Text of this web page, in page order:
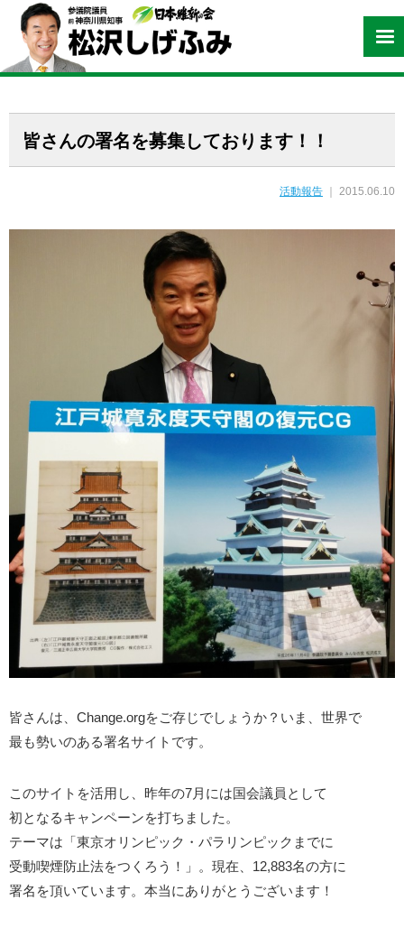
皆さんの署名を募集しております！！
活動報告 ｜ 2015.06.10
皆さんは、Change.orgをご存じでしょうか？いま、世界で
最も勢いのある署名サイトです。
このサイトを活用し、昨年の7月には国会議員として
初となるキャンペーンを打ちました。
テーマは「東京オリンピック・パラリンピックまでに
受動喫煙防止法をつくろう！」。現在、12,883名の方に
署名を頂いています。本当にありがとうございます！